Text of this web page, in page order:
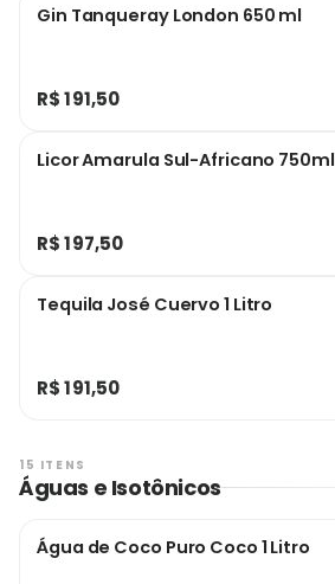
Gin Tanqueray London 650 ml
R$ 191,50
Licor Amarula Sul-Africano 750ml
R$ 197,50
Tequila José Cuervo 1 Litro
R$ 191,50
15 ITENS
Águas e Isotônicos
Água de Coco Puro Coco 1 Litro